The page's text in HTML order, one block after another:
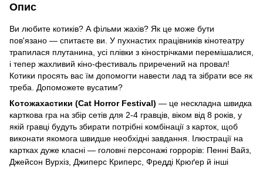
Опис
Ви любите котиків? А фільми жахів? Як це може бути
пов'язано — спитаєте ви. У пухнастих працівників кінотеатру
трапилася плутанина, усі плівки з кінострічками перемішалися,
і тепер жахливий кіно-фестиваль приречений на провал!
Котики просять вас їм допомогти навести лад та зібрати все як
треба. Допоможете вусатим?
Котожахастики (Cat Horror Festival) — це нескладна швидка
карткова гра на збір сетів для 2-4 гравців, віком від 8 років, у
якій гравці будуть збирати потрібні комбінації з карток, щоб
виконати якомога швидше необхідні завдання. Ілюстрації на
картках дуже класні — головні персонажі горрорів: Пенні Вайз,
Джейсон Вурхіз, Джиперс Криперс, Фредді Крюґер й інші